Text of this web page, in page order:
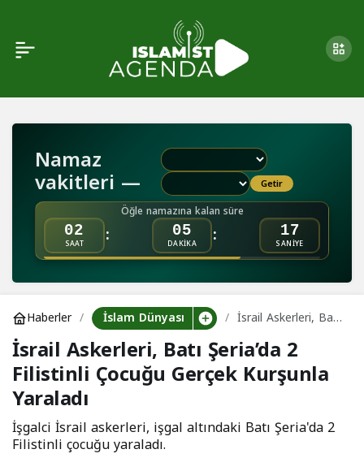
Namaz
vakitleri — Getir
Öğle namazına kalan süre
02
SAAT : 05
DAKİKA : 17
SANİYE
Haberler İslam Dünyası
İsrail Askerleri, Batı
Şeria’da 2 Filistinli
Çocuğu Gerçek
Kurşunla Yaraladı
İsrail Askerleri, Batı Şeria’da 2
Filistinli Çocuğu Gerçek Kurşunla
Yaraladı
İşgalci İsrail askerleri, işgal altındaki Batı Şeria'da 2
Filistinli çocuğu yaraladı.
Saldırısında Bir Bebek Ile